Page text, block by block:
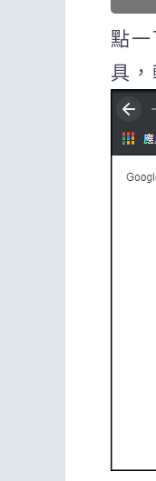
點
具